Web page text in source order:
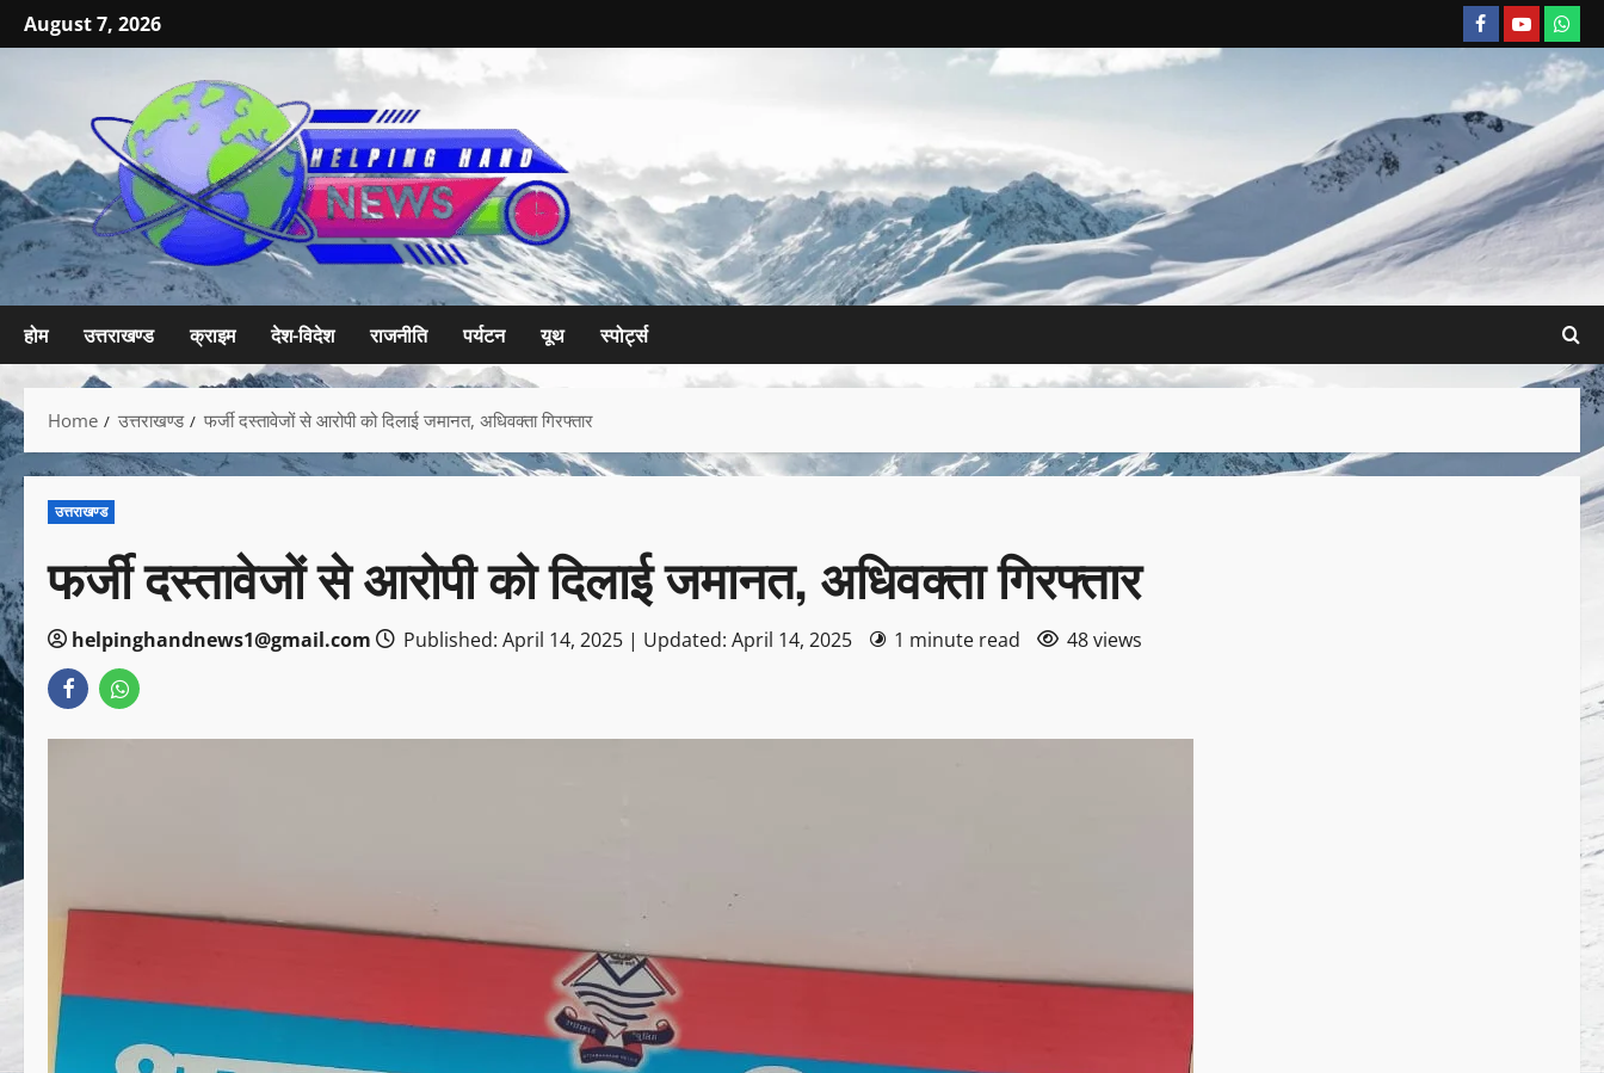
August 7, 2026
होम उत्तराखण्ड क्राइम देश-विदेश राजनीति पर्यटन यूथ स्पोर्ट्स
Home उत्तराखण्ड फर्जी दस्तावेजों से आरोपी को दिलाई जमानत, अधिवक्ता गिरफ्तार
उत्तराखण्ड
फर्जी दस्तावेजों से आरोपी को दिलाई जमानत, अधिवक्ता गिरफ्तार
helpinghandnews1@gmail.com Published: April 14, 2025 | Updated: April 14, 2025 1 minute read 48 views